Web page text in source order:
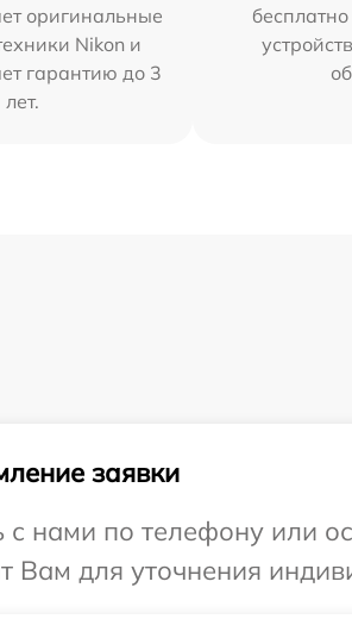
оригинальные
Nikon и
гарантию до 3
лет.
заявки
с нами по телефону или
Вам для уточнения